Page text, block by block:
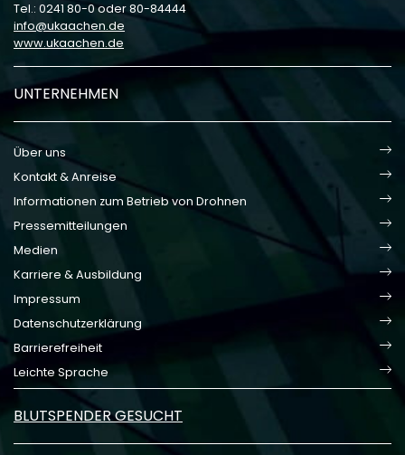
Tel.: 0241 80-0 oder 80-84444
info
ukaachen de
www.ukaachen.de
UNTERNEHMEN
Über uns
Kontakt & Anreise
Informationen zum Betrieb von Drohnen
Pressemitteilungen
Medien
Karriere & Ausbildung
Impressum
Datenschutzerklärung
Barrierefreiheit
Leichte Sprache
BLUTSPENDER GESUCHT